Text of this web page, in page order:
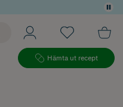
Hämta ut recept